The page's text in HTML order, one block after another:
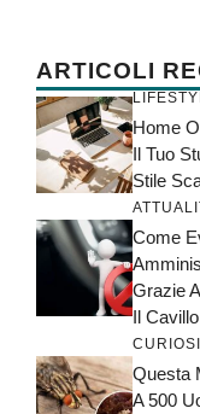
ARTICOLI
Home
Il Tuo
Stile
Come
Grazie
Il Cavillo
Questa
A 500